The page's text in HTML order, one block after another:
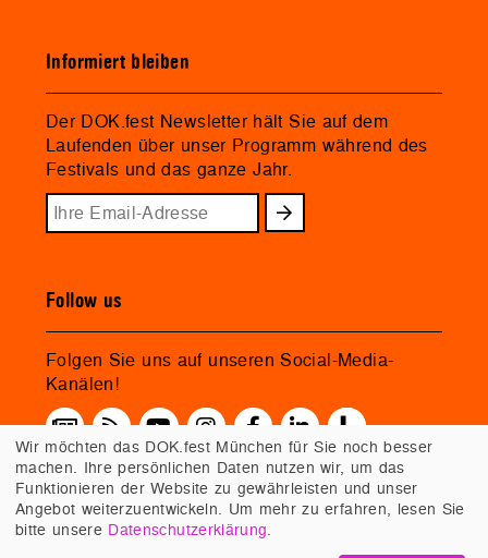
Informiert bleiben
Der DOK.fest Newsletter hält Sie auf dem
Laufenden über unser Programm während des
Festivals und das ganze Jahr.
Follow us
Folgen Sie uns auf unseren Social-Media-
Kanälen!
Wir möchten das DOK.fest München für Sie noch besser
machen. Ihre persönlichen Daten nutzen wir, um das
Funktionieren der Website zu gewährleisten und unser
Angebot weiterzuentwickeln. Um mehr zu erfahren, lesen Sie
bitte unsere Datenschutzerklärung.